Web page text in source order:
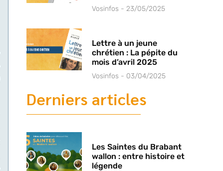
Vosinfos 23/05/2025
Lettre à un jeune
chrétien : La pépite du
mois d’avril 2025
Vosinfos 03/04/2025
Derniers articles
Les Saintes du Brabant
wallon : entre histoire et
légende